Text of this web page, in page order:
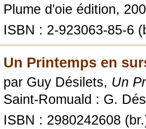
Plume d'oie édition,
ISBN : 2-923063-85-6
Un Printemps en
par Guy Désilets, Un
Saint-Romuald : G.
ISBN : 2980242608